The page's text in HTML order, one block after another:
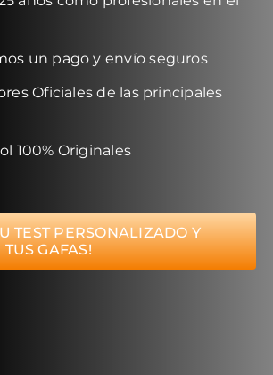
un pago y envío seguros
Oficiales de las principales
100% Originales
TEST PERSONALIZADO Y
GAFAS!